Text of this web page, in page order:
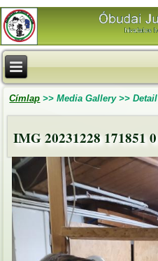
Címlap >>Media Gallery>>Detail
IMG 20231228 171851 0